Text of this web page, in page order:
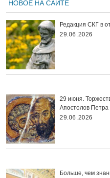
НОВОЕ НА САЙТЕ
Редакция СКГ в
29.06.2026
29 июня.
Апостолов
29.06.2026
Больше, чем